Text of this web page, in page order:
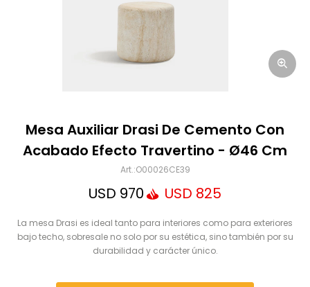
Mesa Auxiliar Drasi De Cemento Con
Acabado Efecto Travertino - Ø46 Cm
O00026CE39
USD 970 USD 825
La mesa Drasi es ideal tanto para interiores como para exteriores
bajo techo, sobresale no solo por su estética, sino también por su
durabilidad y carácter único.
Mensaje